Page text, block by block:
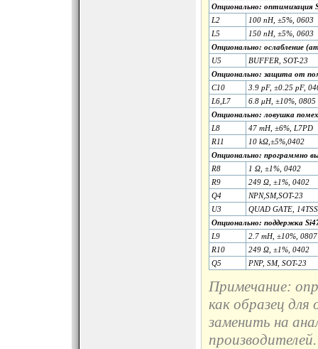
Опционально: оптимизация
L2
100 nH, ±5%, 0603
L5
150 nH, ±5%, 0603
Опционально: ослабление
U5
BUFFER, SOT-23
Опционально: защита от
C10
3.9 pF, ±0.25 pF,
L6,L7
6.8 μH, ±10%, 0805
Опционально: ловушка
L8
47 mH, ±6%, L7PD
R11
10 kΩ,±5%,0402
Опционально: программно
R8
1 Ω, ±1%, 0402
R9
249 Ω, ±1%, 0402
Q4
NPN,SM,SOT-23
U3
QUAD GATE,
Опционально: поддержка
L9
2.7 mH, ±10%, 0807
R10
249 Ω, ±1%, 0402
Q5
PNP, SM, SOT-23
Примечание:
как образец
заменить на
производителей.